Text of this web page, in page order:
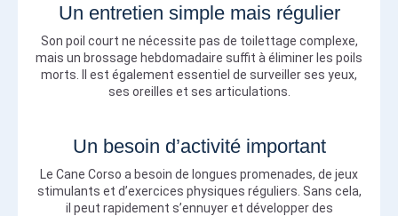
Un entretien simple mais régulier
Son poil court ne nécessite pas de toilettage complexe,
mais un brossage hebdomadaire suffit à éliminer les poils
morts. Il est également essentiel de surveiller ses yeux,
ses oreilles et ses articulations.
Un besoin d’activité important
Le Cane Corso a besoin de longues promenades, de jeux
stimulants et d’exercices physiques réguliers. Sans cela,
il peut rapidement s’ennuyer et développer des